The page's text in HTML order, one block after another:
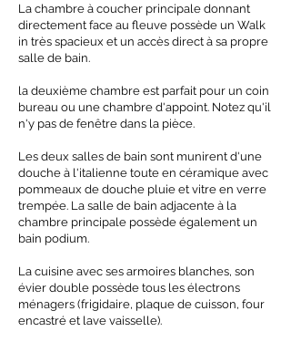
La chambre à coucher principale donnant
directement face au fleuve possède un Walk
in très spacieux et un accès direct à sa propre
salle de bain.
la deuxième chambre est parfait pour un coin
bureau ou une chambre d'appoint. Notez qu'il
n'y pas de fenêtre dans la pièce.
Les deux salles de bain sont munirent d'une
douche à l'italienne toute en céramique avec
pommeaux de douche pluie et vitre en verre
trempée. La salle de bain adjacente à la
chambre principale possède également un
bain podium.
La cuisine avec ses armoires blanches, son
évier double possède tous les électrons
ménagers (frigidaire, plaque de cuisson, four
encastré et lave vaisselle).